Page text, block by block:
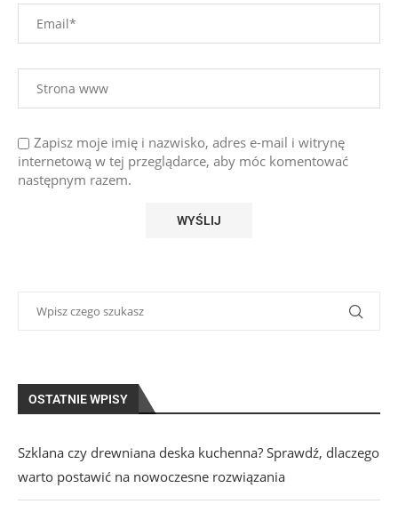
Zapisz moje imię i nazwisko, adres e-mail i witrynę
internetową w tej przeglądarce, aby móc komentować
następnym razem.
OSTATNIE WPISY
Szklana czy drewniana deska kuchenna? Sprawdź, dlaczego
warto postawić na nowoczesne rozwiązania